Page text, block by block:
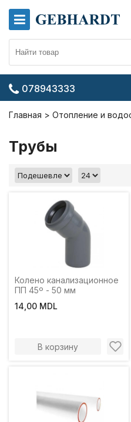
078943333
Главная Отопление и
Трубы
Колено канализационное
ПП 45º - 50 мм
14,00 MDL
В корзину